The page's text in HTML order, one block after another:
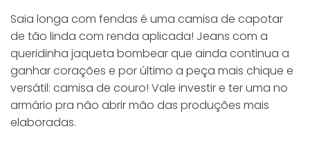
Saia longa com fendas é uma camisa de capotar
de tão linda com renda aplicada! Jeans com a
queridinha jaqueta bombear que ainda continua a
ganhar corações e por último a peça mais chique e
versátil: camisa de couro! Vale investir e ter uma no
armário pra não abrir mão das produções mais
elaboradas.